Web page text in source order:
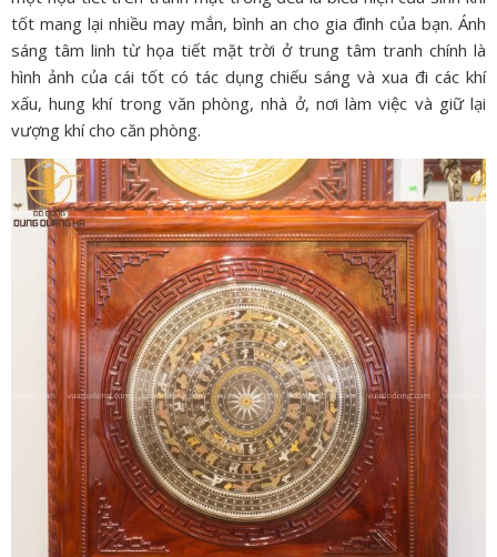
tốt mang lại nhiều may mắn, bình an cho gia đình của bạn. Ánh
sáng tâm linh từ họa tiết mặt trời ở trung tâm tranh chính là
hình ảnh của cái tốt có tác dụng chiếu sáng và xua đi các khí
xấu, hung khí trong văn phòng, nhà ở, nơi làm việc và giữ lại
vượng khí cho căn phòng.